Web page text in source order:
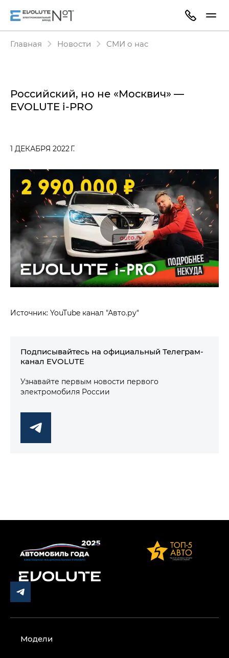
Главная Новости СМИ о нас
Российский, но не «Москвич» —
EVOLUTE i‑PRO
1 ДЕКАБРЯ 2022 Г.
Источник: YouTube канал "Авто.ру"
Подписывайтесь на официальный Телеграм-
канал EVOLUTE
Узнавайте первым новости первого
электромобиля России
Модели